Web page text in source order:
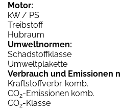
Motor:
kW / PS
Treibstoff
Hubraum
Umweltnormen:
Schadstoffklasse
Umweltplakette
Verbrauch und Emissionen
Kraftstoffverbr. komb.
CO2-Emissionen komb.
CO2-Klasse